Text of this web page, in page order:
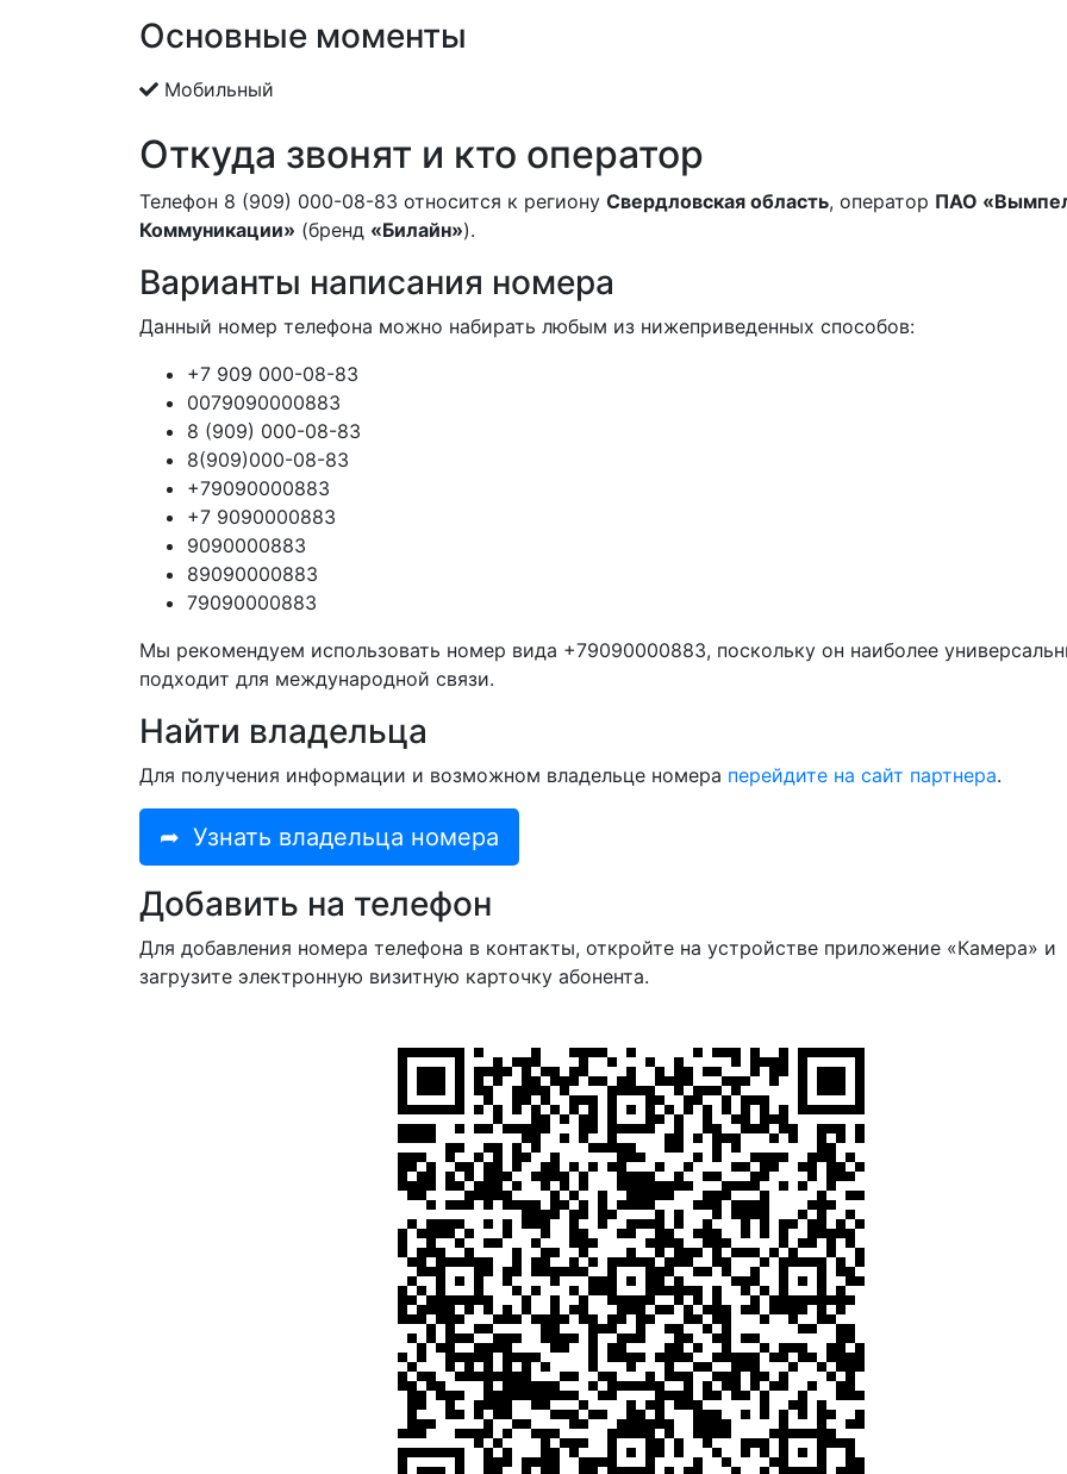
Основные моменты
Мобильный
Откуда звонят и кто оператор
Телефон 8 (909) 000-08-83 относится к региону Свердловская область, оператор ПАО
Коммуникации» (бренд «Билайн»).
Варианты написания номера
Данный номер телефона можно набирать любым из нижеприведенных способов:
+7 909 000-08-83
0079090000883
8 (909) 000-08-83
8(909)000-08-83
+79090000883
+7 9090000883
9090000883
89090000883
79090000883
Мы рекомендуем использовать номер вида +79090000883, поскольку он наиболее
подходит для международной связи.
Найти владельца
Для получения информации и возможном владельце номера перейдите на сайт партнера.
➦ Узнать владельца номера
Добавить на телефон
Для добавления номера телефона в контакты, откройте на устройстве приложение «Камера» и
загрузите электронную визитную карточку абонента.